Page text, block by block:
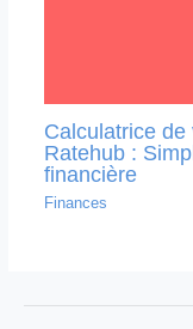
Calculatrice
Ratehub :
financière
Finances